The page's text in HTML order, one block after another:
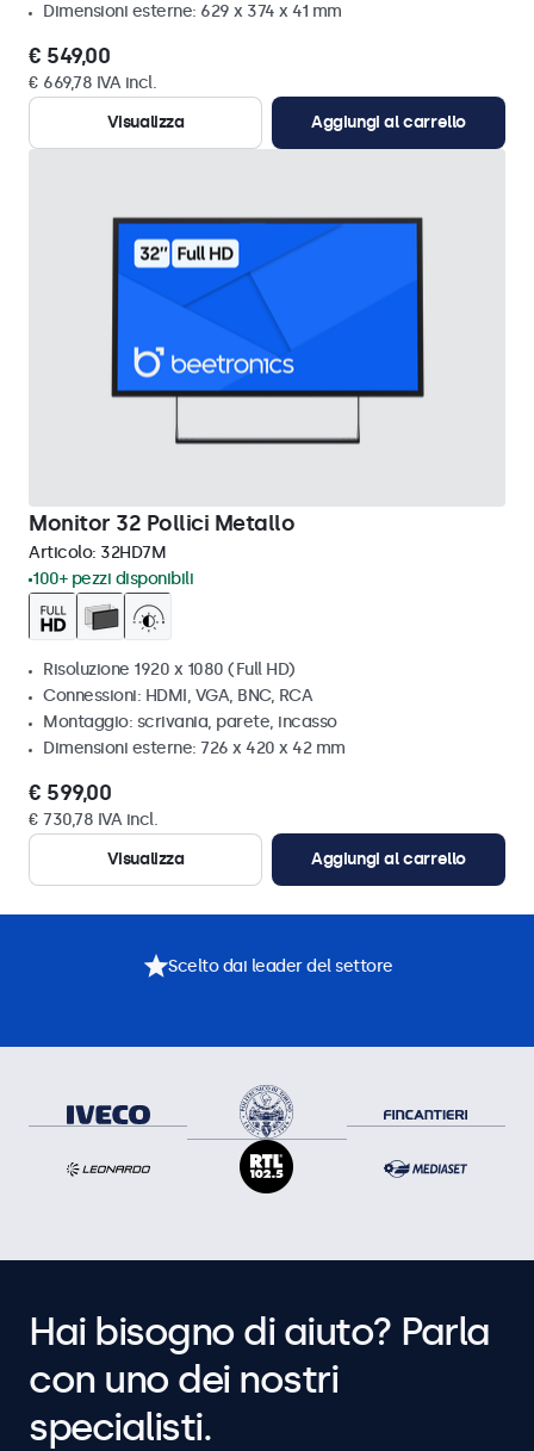
Dimensioni esterne: 629 x 374 x 41 mm
€ 549,00
€ 669,78 IVA incl.
Visualizza
Aggiungi al carrello
Monitor 32 Pollici Metallo
Articolo: 32HD7M
100+ pezzi disponibili
Risoluzione 1920 x 1080 (Full HD)
Connessioni: HDMI, VGA, BNC, RCA
Montaggio: scrivania, parete, incasso
Dimensioni esterne: 726 x 420 x 42 mm
€ 599,00
€ 730,78 IVA incl.
Visualizza
Aggiungi al carrello
Scelto dai leader del settore
Hai bisogno di aiuto? Parla
con uno dei nostri
specialisti.